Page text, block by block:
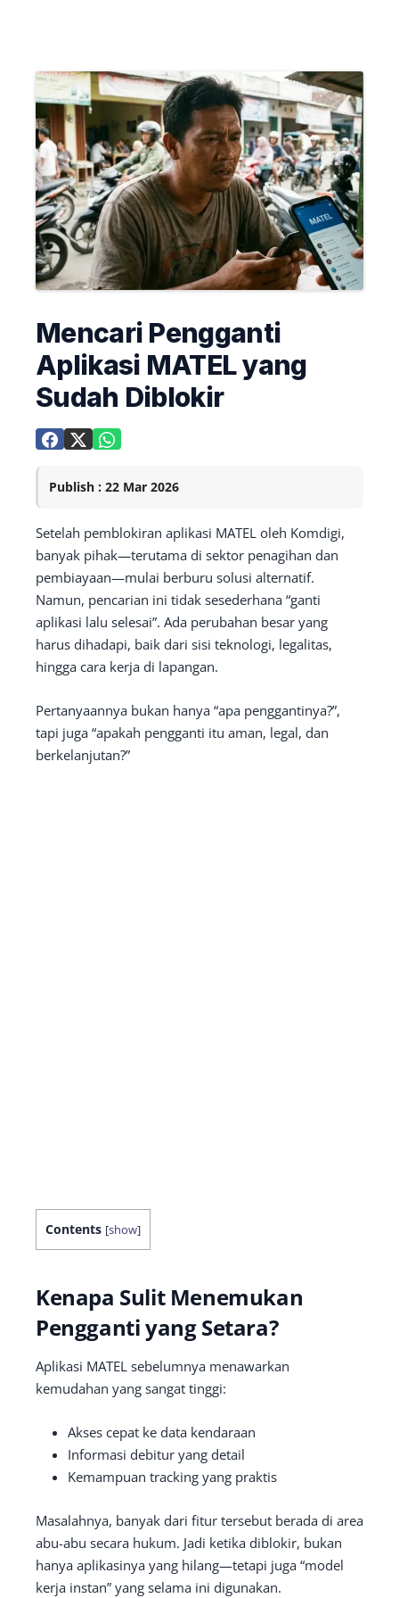
Mencari Pengganti
Aplikasi MATEL yang
Sudah Diblokir
Publish : 22 Mar 2026
Setelah pemblokiran aplikasi MATEL oleh Komdigi,
banyak pihak—terutama di sektor penagihan dan
pembiayaan—mulai berburu solusi alternatif.
Namun, pencarian ini tidak sesederhana “ganti
aplikasi lalu selesai”. Ada perubahan besar yang
harus dihadapi, baik dari sisi teknologi, legalitas,
hingga cara kerja di lapangan.
Pertanyaannya bukan hanya “apa penggantinya?”,
tapi juga “apakah pengganti itu aman, legal, dan
berkelanjutan?”
Contents [show]
Kenapa Sulit Menemukan
Pengganti yang Setara?
Aplikasi MATEL sebelumnya menawarkan
kemudahan yang sangat tinggi:
Akses cepat ke data kendaraan
Informasi debitur yang detail
Kemampuan tracking yang praktis
Masalahnya, banyak dari fitur tersebut berada di area
abu-abu secara hukum. Jadi ketika diblokir, bukan
hanya aplikasinya yang hilang—tetapi juga “model
kerja instan” yang selama ini digunakan.